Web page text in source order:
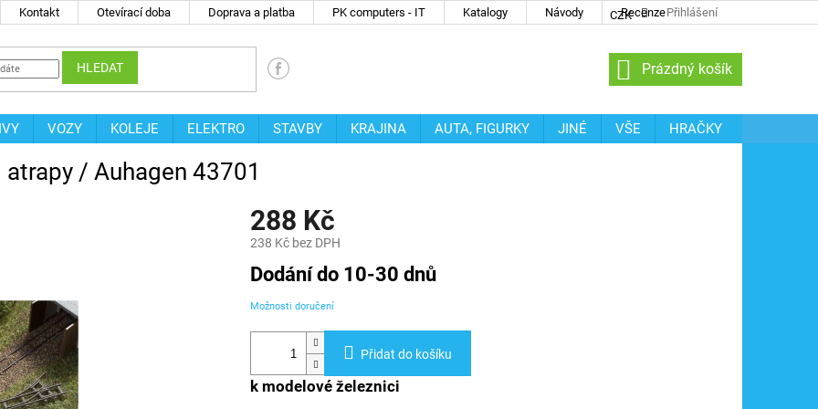
Kontakt Otevírací doba Doprava a platba PK computers - IT Katalogy Návody Recenze
CZK Přihlášení
HLEDAT
NÁKUPNÍ
KOŠÍK
Prázdný košík
VOZY KOLEJE ELEKTRO STAVBY KRAJINA AUTA, FIGURKY JINÉ VŠE
HRAČKY
/ Auhagen 43701
288 Kč
238 Kč bez DPH
Měrná
cena:
Dodání do 10-30 dnů
Možnosti doručení
Přidat do košíku
k modelové železnici